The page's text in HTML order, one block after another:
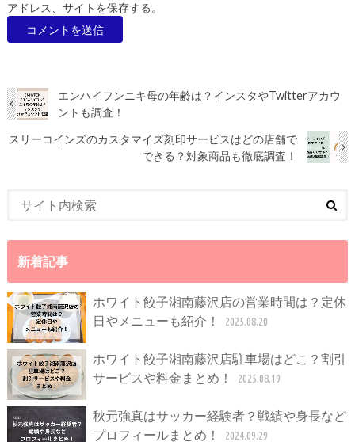
アドレス、サイトを保存する。
エンハイフンニキ母の年齢は？インスタやTwitterアカウ
ントも調査！
スリーコインズのカスタマイズ刻印サービスはどの店舗で
できる？対象商品も徹底調査！
新着記事
ホワイト餃子湘南藤沢店の営業時間は？定休
日やメニューも紹介！
2025.08.20
ホワイト餃子湘南藤沢店駐車場はどこ？割引
サービスや料金まとめ！
2025.08.19
秋元強真はサッカー経験者？戦績や身長など
プロフィールまとめ！
2024.09.29